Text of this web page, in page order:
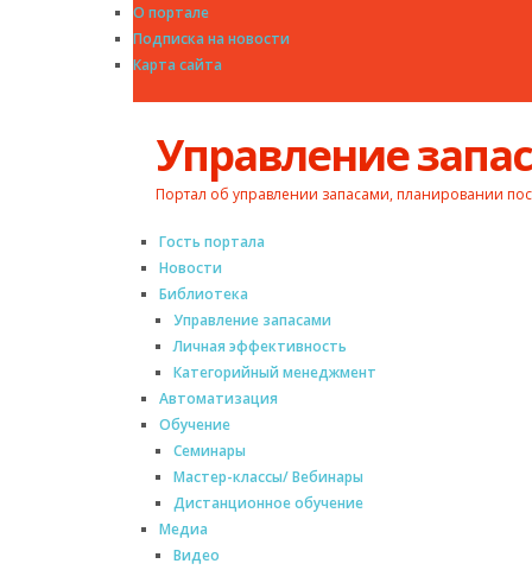
О портале
Подписка на новости
Карта сайта
Управление
Портал об управлении запасами, планировании
Гость портала
Новости
Библиотека
Управление запасами
Личная эффективность
Категорийный менеджмент
Автоматизация
Обучение
Семинары
Мастер-классы/ Вебинары
Дистанционное обучение
Медиа
Видео